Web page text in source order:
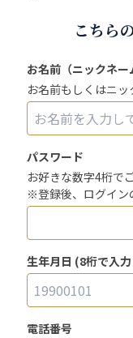
こちら
お名前（ニックネー
お名前もしくはニ
パスワード
お好きな数字4桁で
※登録後、ログイン
生年月日 (8桁で入
電話番号